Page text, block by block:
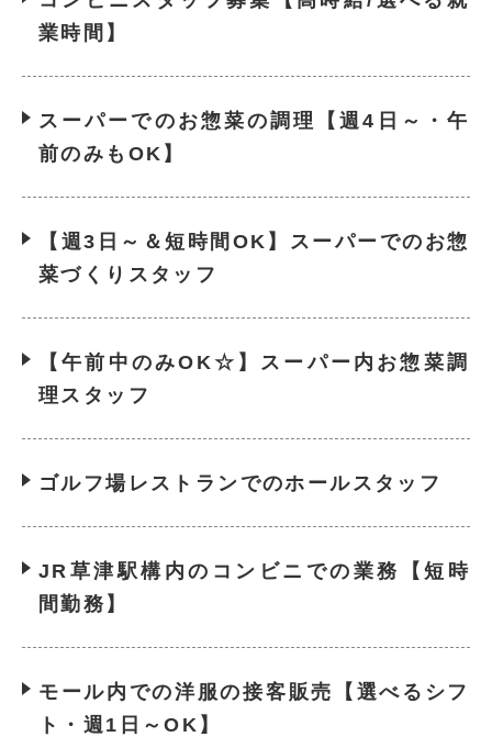
業時間】
スーパーでのお惣菜の調理【週4日～・午
前のみもOK】
【週3日～＆短時間OK】スーパーでのお惣
菜づくりスタッフ
【午前中のみOK☆】スーパー内お惣菜調
理スタッフ
ゴルフ場レストランでのホールスタッフ
JR草津駅構内のコンビニでの業務【短時
間勤務】
モール内での洋服の接客販売【選べるシフ
ト・週1日～OK】